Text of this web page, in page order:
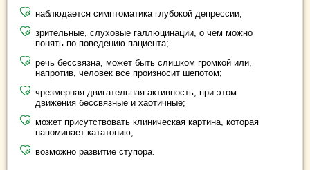
наблюдается симптоматика глубокой депрессии;
зрительные, слуховые галлюцинации, о чем можно
понять по поведению пациента;
речь бессвязна, может быть слишком громкой или,
напротив, человек все произносит шепотом;
чрезмерная двигательная активность, при этом
движения бессвязные и хаотичные;
может присутствовать клиническая картина, которая
напоминает кататонию;
возможно развитие ступора.